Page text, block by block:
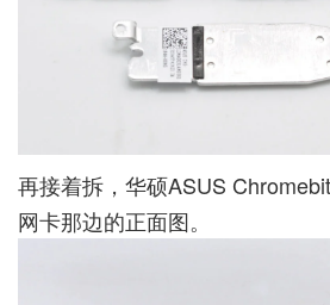
再接着拆，华硕ASUS
网卡那边的正面图。